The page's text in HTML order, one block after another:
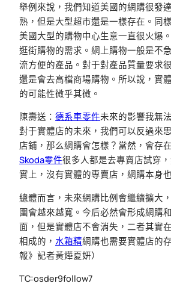
舉例來說，我們知道美國的網購很發
熟，但是大型超市還是一樣存在。同
美國大型的購物中心生意一直很火爆
逛街購物的需求。網上購物一般是不
流方便的產品。對于對產品質量要求
還是會去高檔商場購物。所以說，實
的可能性微乎其微。
陳壽送： 德系車零件未來的影響我無
對于實體店的未來，我們可以反過來
店鋪，那么網購會怎樣？當然，會存
Skoda零件很多人都是去專賣店試穿
實上，沒有實體的專賣店，網購本身
總體而言，未來網購比例會繼續擴大
圍會越來越寬。今后必然會形成網購
面，但是實體店不會消失，二者其實
相成的， 水箱精網購也需要實體店的
報》記者黃燁夏妍）
TC:osder9follow7